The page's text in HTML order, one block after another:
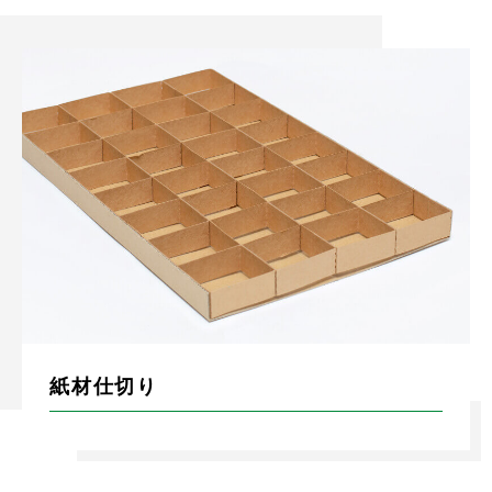
紙材仕切り